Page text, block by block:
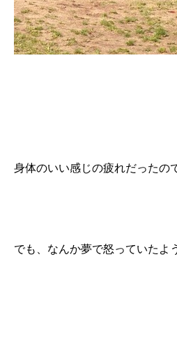
身体のいい感じの疲れだったの
でも、なんか夢で怒っていたよ